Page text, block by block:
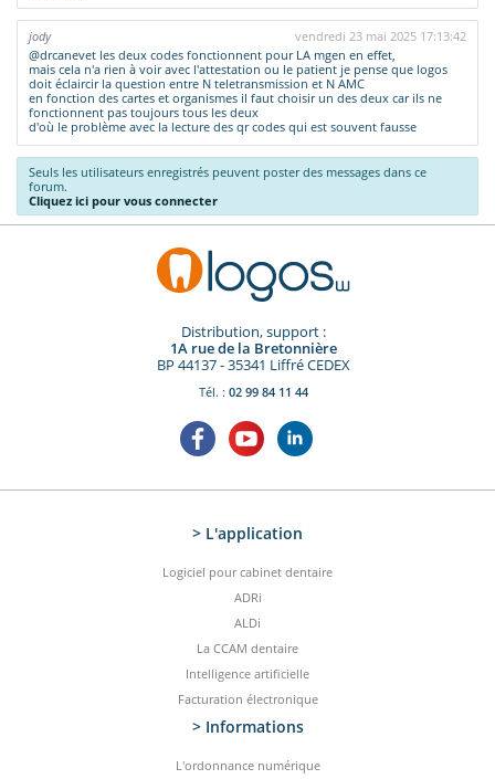
jody
vendredi 23 mai 2025 17:13:42
@drcanevet les deux codes fonctionnent pour LA mgen en effet,
mais cela n'a rien à voir avec l'attestation ou le patient je pense que logos
doit éclaircir la question entre N teletransmission et N AMC
en fonction des cartes et organismes il faut choisir un des deux car ils ne
fonctionnent pas toujours tous les deux
d'où le problème avec la lecture des qr codes qui est souvent fausse
Seuls les utilisateurs enregistrés peuvent poster des messages dans ce
forum.
Cliquez ici pour vous connecter
Distribution, support :
1A rue de la Bretonnière
BP 44137 - 35341 Liffré CEDEX
Tél. : 02 99 84 11 44
> L'application
Logiciel pour cabinet dentaire
ADRi
ALDi
La CCAM dentaire
Intelligence artificielle
Facturation électronique
> Informations
L'ordonnance numérique